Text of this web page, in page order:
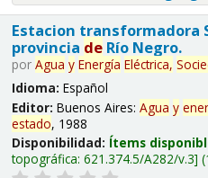
Estacion transformadora
provincia deRío Negro.
por Agua y Energía Eléctrica,
Idioma: Español
Editor: Buenos Aires: Agua y
estado, 1988
Disponibilidad: Ítems
topográfica: 621.374.5/A282/v.3